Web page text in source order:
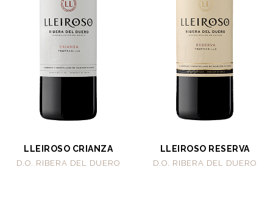
LLEIROSO CRIANZA
D.O. RIBERA DEL DUERO
LLEIROSO RESERVA
D.O. RIBERA DEL DUERO